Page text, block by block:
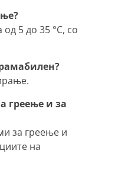
5 до 35 °C, со
греење и за
за греење и
на